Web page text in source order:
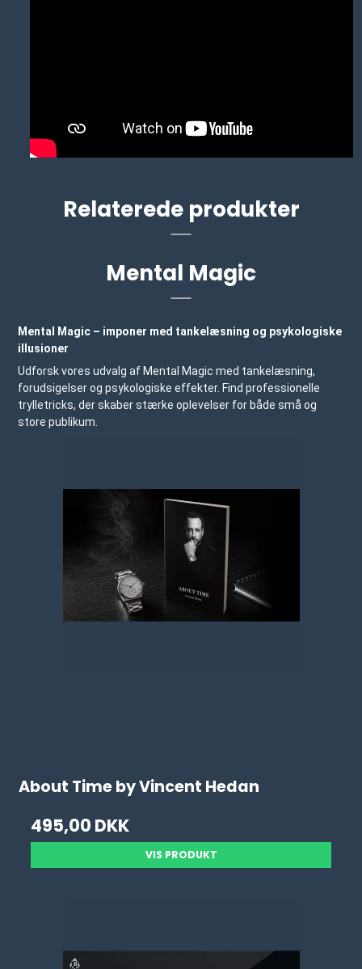
Relaterede produkter
Mental Magic
Mental Magic – imponer med tankelæsning og psykologiske
illusioner
Udforsk vores udvalg af Mental Magic med tankelæsning,
forudsigelser og psykologiske effekter. Find professionelle
trylletricks, der skaber stærke oplevelser for både små og
store publikum.
About Time by Vincent Hedan
495,00 DKK
VIS PRODUKT